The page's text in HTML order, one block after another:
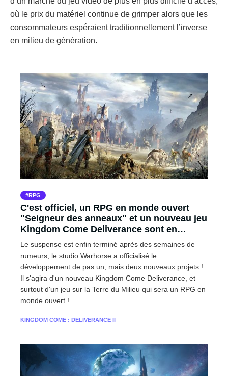
où le prix du matériel continue de grimper alors que les
consommateurs espéraient traditionnellement l’inverse
en milieu de génération.
RPG
C'est officiel, un RPG en monde ouvert
"Seigneur des anneaux" et un nouveau jeu
Kingdom Come Deliverance sont en
préparation !
Le suspense est enfin terminé après des semaines de
rumeurs, le studio Warhorse a officialisé le
développement de pas un, mais deux nouveaux projets !
Il s'agira d'un nouveau Kingdom Come Deliverance, et
surtout d'un jeu sur la Terre du Milieu qui sera un RPG en
monde ouvert !
KINGDOM COME : DELIVERANCE II